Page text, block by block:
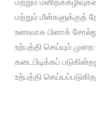
மற்றும் மீன்களுக்குத்
உணவாக பிளாக்
உற்பத்தி செய்யும்
கடைபிடிக்கப்
உற்பத்தி